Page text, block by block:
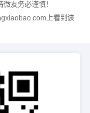
友务必谨慎！
上看到该